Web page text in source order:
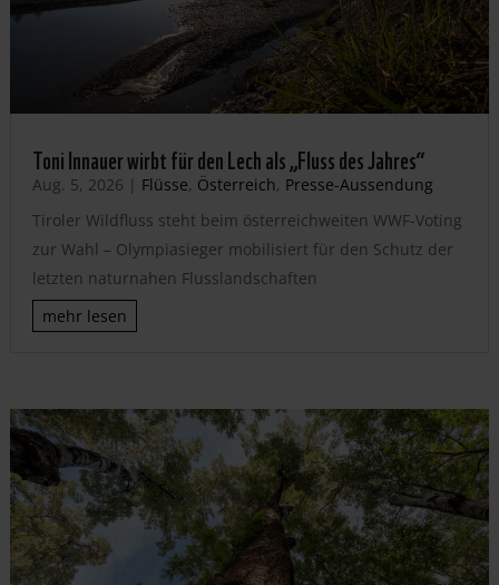
Toni Innauer wirbt für den Lech als „Fluss des Jahres“
Aug. 5, 2026 | Flüsse, Österreich, Presse-Aussendung
Tiroler Wildfluss steht beim österreichweiten WWF-Voting
zur Wahl – Olympiasieger mobilisiert für den Schutz der
letzten naturnahen Flusslandschaften
mehr lesen